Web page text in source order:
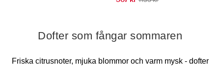
Dofter som fångar sommaren
Friska citrusnoter, mjuka blommor och varm mysk - dofter